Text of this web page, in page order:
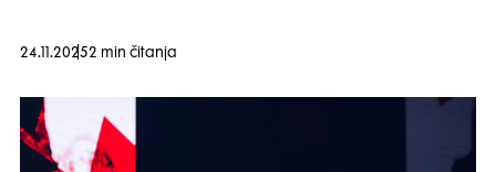
24.11.20252 min čitanja